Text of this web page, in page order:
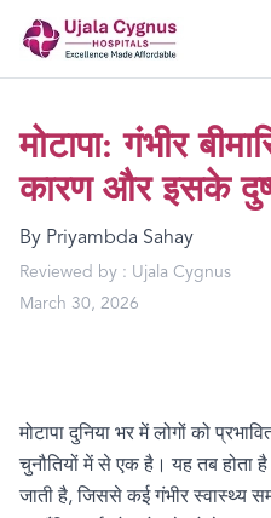
मोटापा: गंभीर
कारण और इसके
By Priyambda Sahay
Reviewed by : Ujala Cygnus
March 30, 2026
मोटापा दुनिया भर में लोगों को
चुनौतियों में से एक है। यह तब होता है
जाती है,जिससे कई गंभीर स्वास्थ्य